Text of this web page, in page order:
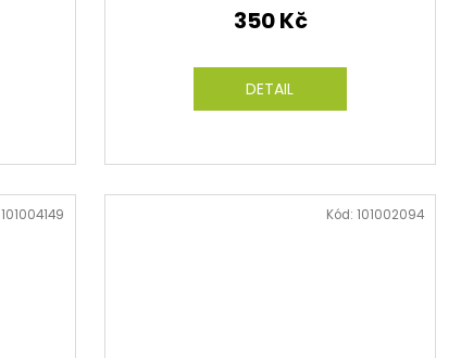
350 Kč
DETAIL
101004149 Kód: 101002094